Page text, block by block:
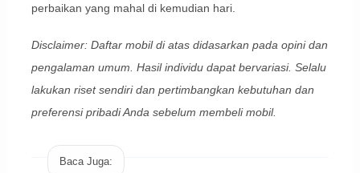
perbaikan yang mahal di kemudian hari.
Disclaimer: Daftar mobil di atas didasarkan pada opini dan
pengalaman umum. Hasil individu dapat bervariasi. Selalu
lakukan riset sendiri dan pertimbangkan kebutuhan dan
preferensi pribadi Anda sebelum membeli mobil.
Baca Juga: